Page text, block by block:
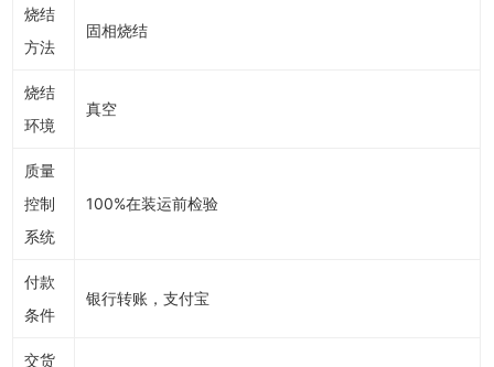
烧结
方法
固相烧结
烧结
环境
真空
质量
控制
系统
100%在装运前检验
付款
条件
银行转账，支付宝
交货